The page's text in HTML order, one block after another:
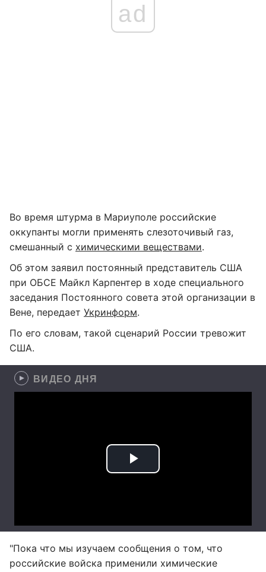
ad
Во время штурма в Мариуполе российские
оккупанты могли применять слезоточивый газ,
смешанный с химическими веществами.
Об этом заявил постоянный представитель США
при ОБСЕ Майкл Карпентер в ходе специального
заседания Постоянного совета этой организации в
Вене, передает Укринформ.
По его словам, такой сценарий России тревожит
США.
ВИДЕО ДНЯ
"Пока что мы изучаем сообщения о том, что
российские войска применили химические